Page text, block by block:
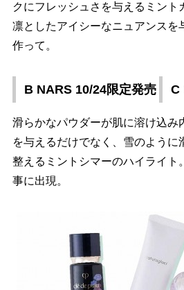
クにフレッシュさを与えるミント
凛としたアイシーなニュアンスを
作って。
B NARS 10/24限定発売 C
滑らかなパウダーが肌に溶け込み
を与えるだけでなく、雪のように
整えるミントシマーのハイライト
事に出現。